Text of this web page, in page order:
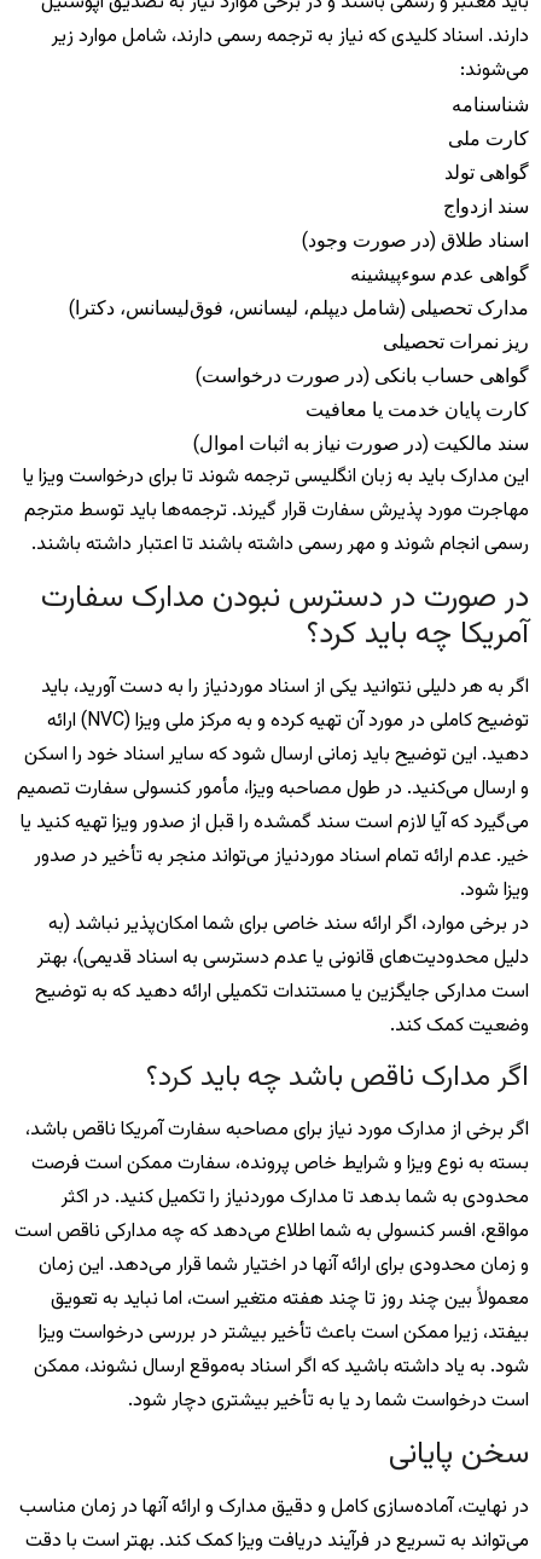
دارند. اسناد کلیدی که نیاز به ترجمه رسمی دارند، شامل موارد زیر
می‌شوند:
شناسنامه
کارت ملی
گواهی تولد
سند ازدواج
اسناد طلاق (در صورت وجود)
گواهی عدم سوءپیشینه
مدارک تحصیلی (شامل دیپلم، لیسانس، فوق‌لیسانس، دکترا)
ریز نمرات تحصیلی
گواهی حساب بانکی (در صورت درخواست)
کارت پایان خدمت یا معافیت
سند مالکیت (در صورت نیاز به اثبات اموال)
این مدارک باید به زبان انگلیسی ترجمه شوند تا برای درخواست ویزا یا
مهاجرت مورد پذیرش سفارت قرار گیرند. ترجمه‌ها باید توسط مترجم
رسمی انجام شوند و مهر رسمی داشته باشند تا اعتبار داشته باشند.
در صورت در دسترس نبودن مدارک سفارت
آمریکا چه باید کرد؟
اگر به هر دلیلی نتوانید یکی از اسناد موردنیاز را به دست آورید، باید
توضیح کاملی در مورد آن تهیه کرده و به مرکز ملی ویزا (NVC) ارائه
دهید. این توضیح باید زمانی ارسال شود که سایر اسناد خود را اسکن
و ارسال می‌کنید. در طول مصاحبه ویزا، مأمور کنسولی سفارت تصمیم
می‌گیرد که آیا لازم است سند گمشده را قبل از صدور ویزا تهیه کنید یا
خیر. عدم ارائه تمام اسناد موردنیاز می‌تواند منجر به تأخیر در صدور
ویزا شود.
در برخی موارد، اگر ارائه سند خاصی برای شما امکان‌پذیر نباشد (به
دلیل محدودیت‌های قانونی یا عدم دسترسی به اسناد قدیمی)، بهتر
است مدارکی جایگزین یا مستندات تکمیلی ارائه دهید که به توضیح
وضعیت کمک کند.
اگر مدارک ناقص باشد چه باید کرد؟
اگر برخی از مدارک مورد نیاز برای مصاحبه سفارت آمریکا ناقص باشد،
بسته به نوع ویزا و شرایط خاص پرونده، سفارت ممکن است فرصت
محدودی به شما بدهد تا مدارک موردنیاز را تکمیل کنید. در اکثر
مواقع، افسر کنسولی به شما اطلاع می‌دهد که چه مدارکی ناقص است
و زمان محدودی برای ارائه آنها در اختیار شما قرار می‌دهد. این زمان
معمولاً بین چند روز تا چند هفته متغیر است، اما نباید به تعویق
بیفتد، زیرا ممکن است باعث تأخیر بیشتر در بررسی درخواست ویزا
شود. به یاد داشته باشید که اگر اسناد به‌موقع ارسال نشوند، ممکن
است درخواست شما رد یا به تأخیر بیشتری دچار شود.
سخن پایانی
در نهایت، آماده‌سازی کامل و دقیق مدارک و ارائه آنها در زمان مناسب
می‌تواند به تسریع در فرآیند دریافت ویزا کمک کند. بهتر است با دقت